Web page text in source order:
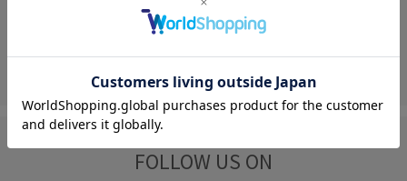
FAQ
お問い合わせ
フォーム
FOLLOW US ON